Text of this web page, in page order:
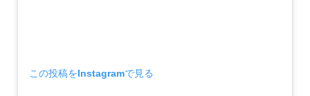
この投稿をInstagramで見る